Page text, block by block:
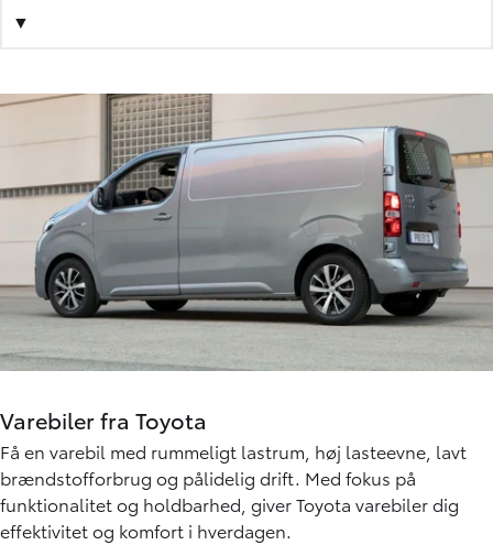
▼
Varebiler fra Toyota
Få en varebil med rummeligt lastrum, høj lasteevne, lavt
brændstofforbrug og pålidelig drift. Med fokus på
funktionalitet og holdbarhed, giver Toyota varebiler dig
effektivitet og komfort i hverdagen.